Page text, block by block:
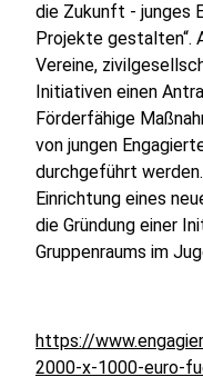
die Zukunft - junges
Projekte gestalten“.
Vereine,
Initiativen einen
Förderfähige
von jungen
durchgeführt
Einrichtung eines
die Gründung einer
Gruppenraums im
https://
2000-x-1000-euro-